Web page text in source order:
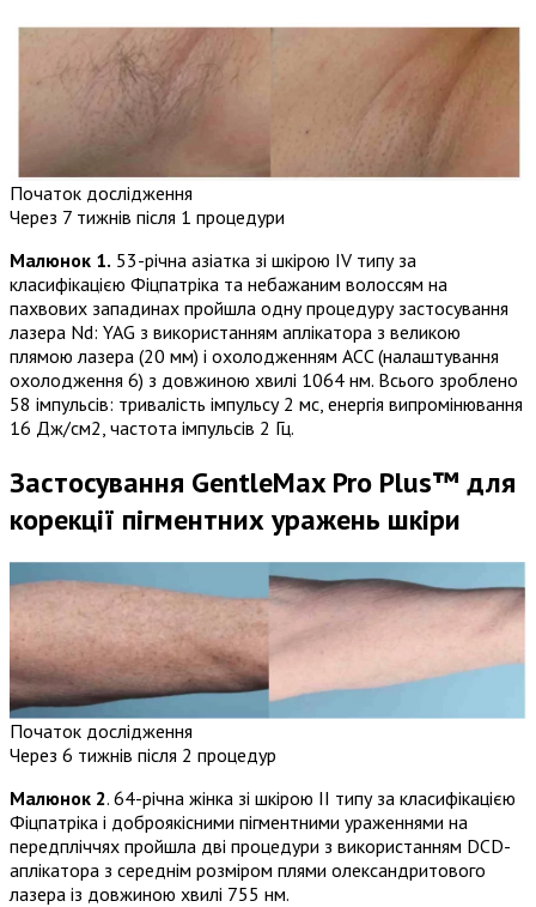
Початок дослідження
Через 7 тижнів після 1 процедури
Малюнок 1. 53-річна азіатка зі шкірою IV типу за
класифікацією Фіцпатріка та небажаним волоссям на
пахвових западинах пройшла одну процедуру застосування
лазера Nd: YAG з використанням аплікатора з великою
плямою лазера (20 мм) і охолодженням ACC (налаштування
охолодження 6) з довжиною хвилі 1064 нм. Всього зроблено
58 імпульсів: тривалість імпульсу 2 мс, енергія випромінювання
16 Дж/см2, частота імпульсів 2 Гц.
Застосування GentleMax Pro Plus™ для
корекції пігментних уражень шкіри
Початок дослідження
Через 6 тижнів після 2 процедур
Малюнок 2. 64-річна жінка зі шкірою II типу за класифікацією
Фіцпатріка і доброякісними пігментними ураженнями на
передпліччях пройшла дві процедури з використанням DCD-
аплікатора з середнім розміром плями олександритового
лазера із довжиною хвилі 755 нм.